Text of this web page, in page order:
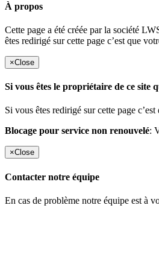
À propos
Cette page a été créée par la société
êtes redirigé sur cette page c’est que
×Close
Si vous êtes le propriétaire de ce site
Si vous êtes redirigé sur cette page
Blocage pour service non renouvelé:
×Close
Contacter notre équipe
En cas de problème notre équipe est à